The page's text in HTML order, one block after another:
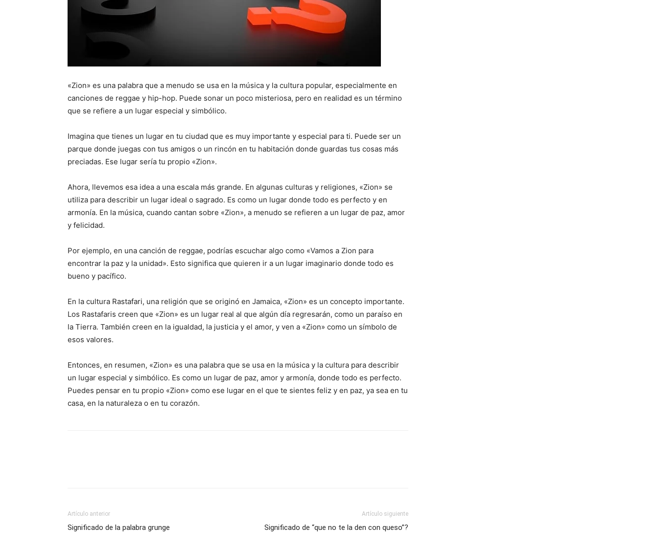
«Zion» es una palabra que a menudo se usa en la música y la cultura popular, especialmente en
canciones de reggae y hip-hop. Puede sonar un poco misteriosa, pero en realidad es un término
que se refiere a un lugar especial y simbólico.
Imagina que tienes un lugar en tu ciudad que es muy importante y especial para ti. Puede ser un
parque donde juegas con tus amigos o un rincón en tu habitación donde guardas tus cosas más
preciadas. Ese lugar sería tu propio «Zion».
Ahora, llevemos esa idea a una escala más grande. En algunas culturas y religiones, «Zion» se
utiliza para describir un lugar ideal o sagrado. Es como un lugar donde todo es perfecto y en
armonía. En la música, cuando cantan sobre «Zion», a menudo se refieren a un lugar de paz, amor
y felicidad.
Por ejemplo, en una canción de reggae, podrías escuchar algo como «Vamos a Zion para
encontrar la paz y la unidad». Esto significa que quieren ir a un lugar imaginario donde todo es
bueno y pacífico.
En la cultura Rastafari, una religión que se originó en Jamaica, «Zion» es un concepto importante.
Los Rastafaris creen que «Zion» es un lugar real al que algún día regresarán, como un paraíso en
la Tierra. También creen en la igualdad, la justicia y el amor, y ven a «Zion» como un símbolo de
esos valores.
Entonces, en resumen, «Zion» es una palabra que se usa en la música y la cultura para describir
un lugar especial y simbólico. Es como un lugar de paz, amor y armonía, donde todo es perfecto.
Puedes pensar en tu propio «Zion» como ese lugar en el que te sientes feliz y en paz, ya sea en tu
casa, en la naturaleza o en tu corazón.
Artículo anterior
Significado de la palabra grunge
Artículo siguiente
Significado de “que no te la den con queso”?